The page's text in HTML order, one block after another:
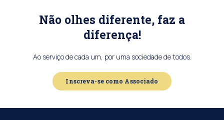
Não olhes diferente, faz a
diferença!
Ao serviço de cada um, por uma sociedade de todos.
Inscreva-se como Associado